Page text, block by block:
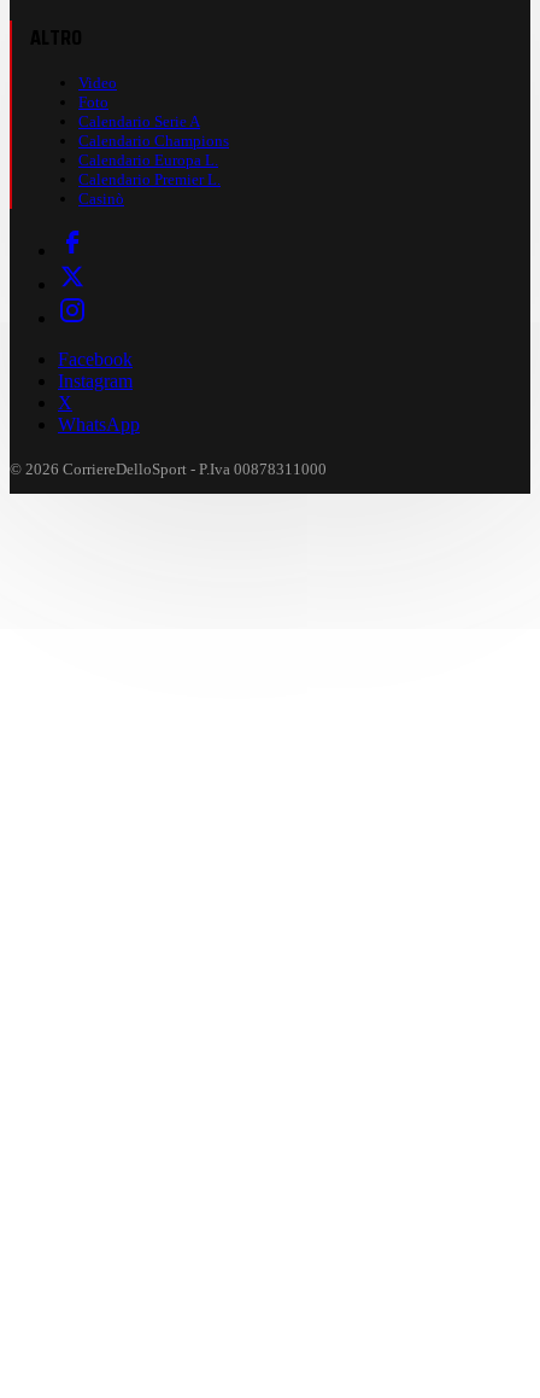
Video
Foto
Calendario Serie A
Calendario Champions
Calendario Europa L.
Calendario Premier L.
Casinò
Facebook
Instagram
X
WhatsApp
© 2026 CorriereDelloSport - P.Iva 00878311000